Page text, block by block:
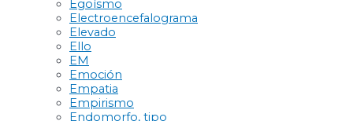
Egoísmo
Electroencefalograma
Elevado
Ello
EM
Emoción
Empatia
Empirismo
Endomorfo, tipo